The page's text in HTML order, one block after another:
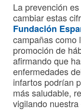
La prevención
cambiar estas
Fundación
campañas como
promoción de
afirmando que
enfermedades
infartos podrían
más saludable,
vigilando nuestra